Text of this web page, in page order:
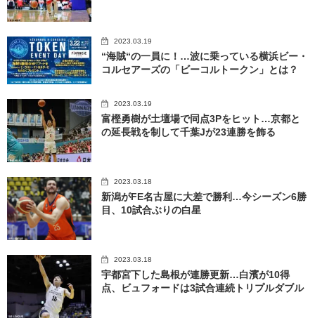
2023.03.19
“海賊“の一員に！…波に乗っている横浜ビー・
コルセアーズの「ビーコルトークン」とは？
2023.03.19
富樫勇樹が土壇場で同点3Pをヒット…京都と
の延長戦を制して千葉Jが23連勝を飾る
2023.03.18
新潟がFE名古屋に大差で勝利…今シーズン6勝
目、10試合ぶりの白星
2023.03.18
宇都宮下した島根が連勝更新…白濱が10得
点、ビュフォードは3試合連続トリプルダブル